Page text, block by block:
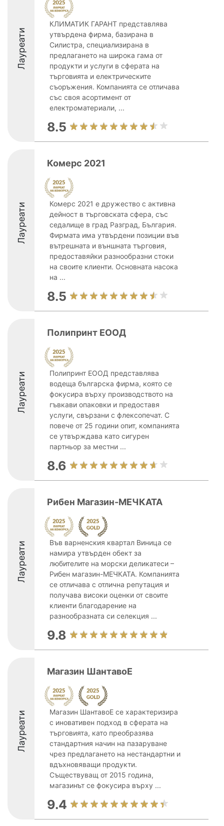
Лауреати
КЛИМАТИК ГАРАНТ представлява
утвърдена фирма, базирана в
Силистра, специализирана в
предлагането на широка гама от
продукти и услуги в сферата на
търговията и електрическите
съоръжения. Компанията се отличава
със своя асортимент от
електроматериали, ...
8.5
Лауреати
Комерс 2021
Комерс 2021 е дружество с активна
дейност в търговската сфера, със
седалище в град Разград, България.
Фирмата има утвърдени позиции във
вътрешната и външната търговия,
предоставяйки разнообразни стоки
на своите клиенти. Основната насока
на ...
8.5
Лауреати
Полипринт ЕООД
Полипринт ЕООД представлява
водеща българска фирма, която се
фокусира върху производството на
гъвкави опаковки и предоставя
услуги, свързани с флексопечат. С
повече от 25 години опит, компанията
се утвърждава като сигурен
партньор за местни ...
8.6
Лауреати
Рибен Магазин-МЕЧКАТА
Във варненския квартал Виница се
намира утвърден обект за
любителите на морски деликатеси –
Рибен магазин-МЕЧКАТА. Компанията
се отличава с отлична репутация и
получава високи оценки от своите
клиенти благодарение на
разнообразната си селекция ...
9.8
Лауреати
Магазин ШантавоЕ
Магазин ШантавоЕ се характеризира
с иновативен подход в сферата на
търговията, като преобразява
стандартния начин на пазаруване
чрез предлагането на нестандартни и
вдъхновяващи продукти.
Съществуващ от 2015 година,
магазинът се фокусира върху ...
9.4